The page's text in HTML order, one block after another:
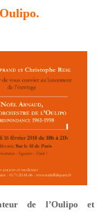
de l’Oulipo et